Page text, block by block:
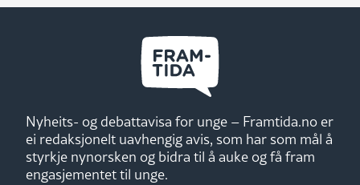
Nyheits- og debattavisa for unge – Framtida.no er
ei redaksjonelt uavhengig avis, som har som mål å
styrkje nynorsken og bidra til å auke og få fram
engasjementet til unge.